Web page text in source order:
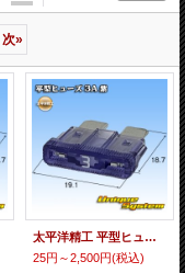
次»
太平洋精工 平型ヒューズ 3A 紫色
25円～2,500円(税込)